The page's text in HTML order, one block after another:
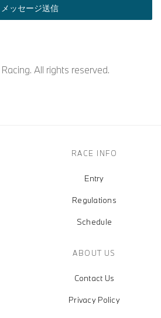
メッセージ送信
All rights reserved.
RACE INFO
Entry
Regulations
Schedule
ABOUT US
Contact Us
Privacy Policy